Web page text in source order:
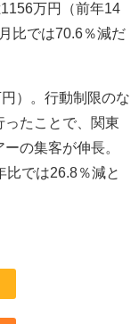
万円（前年14
比では70.6％減だ
）。行動制限のな
ったことで、関東
の集客が伸長。
比では26.8％減と